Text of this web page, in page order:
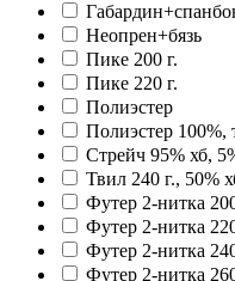
Неопрен+бязь
Пике 200 г.
Пике 220 г.
Полиэстер
Полиэстер 100%,
Стрейч 95% хб,
Твил 240 г., 50%
Футер 2-нитка
Футер 2-нитка
Футер 2-нитка
Футер 2-нитка